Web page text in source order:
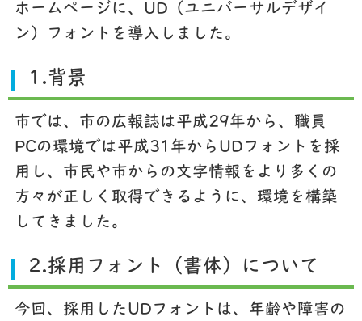
ホームページに、UD（ユニバーサルデザイ
ン）フォントを導入しました。
1.背景
市では、市の広報誌は平成29年から、職員
PCの環境では平成31年からUDフォントを採
用し、市民や市からの文字情報をより多くの
方々が正しく取得できるように、環境を構築
してきました。
2.採用フォント（書体）について
今回、採用したUDフォントは、年齢や障害の